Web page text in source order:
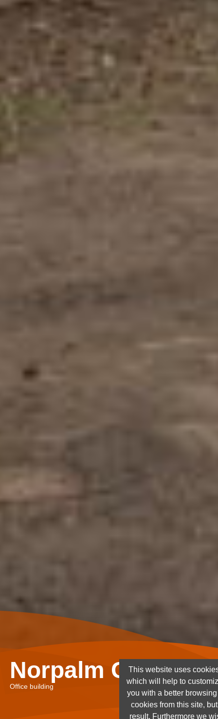
Norpalm Ghana
Office building
This website uses
which will help to
you with a better
cookies from this site,
result. Furthermore we